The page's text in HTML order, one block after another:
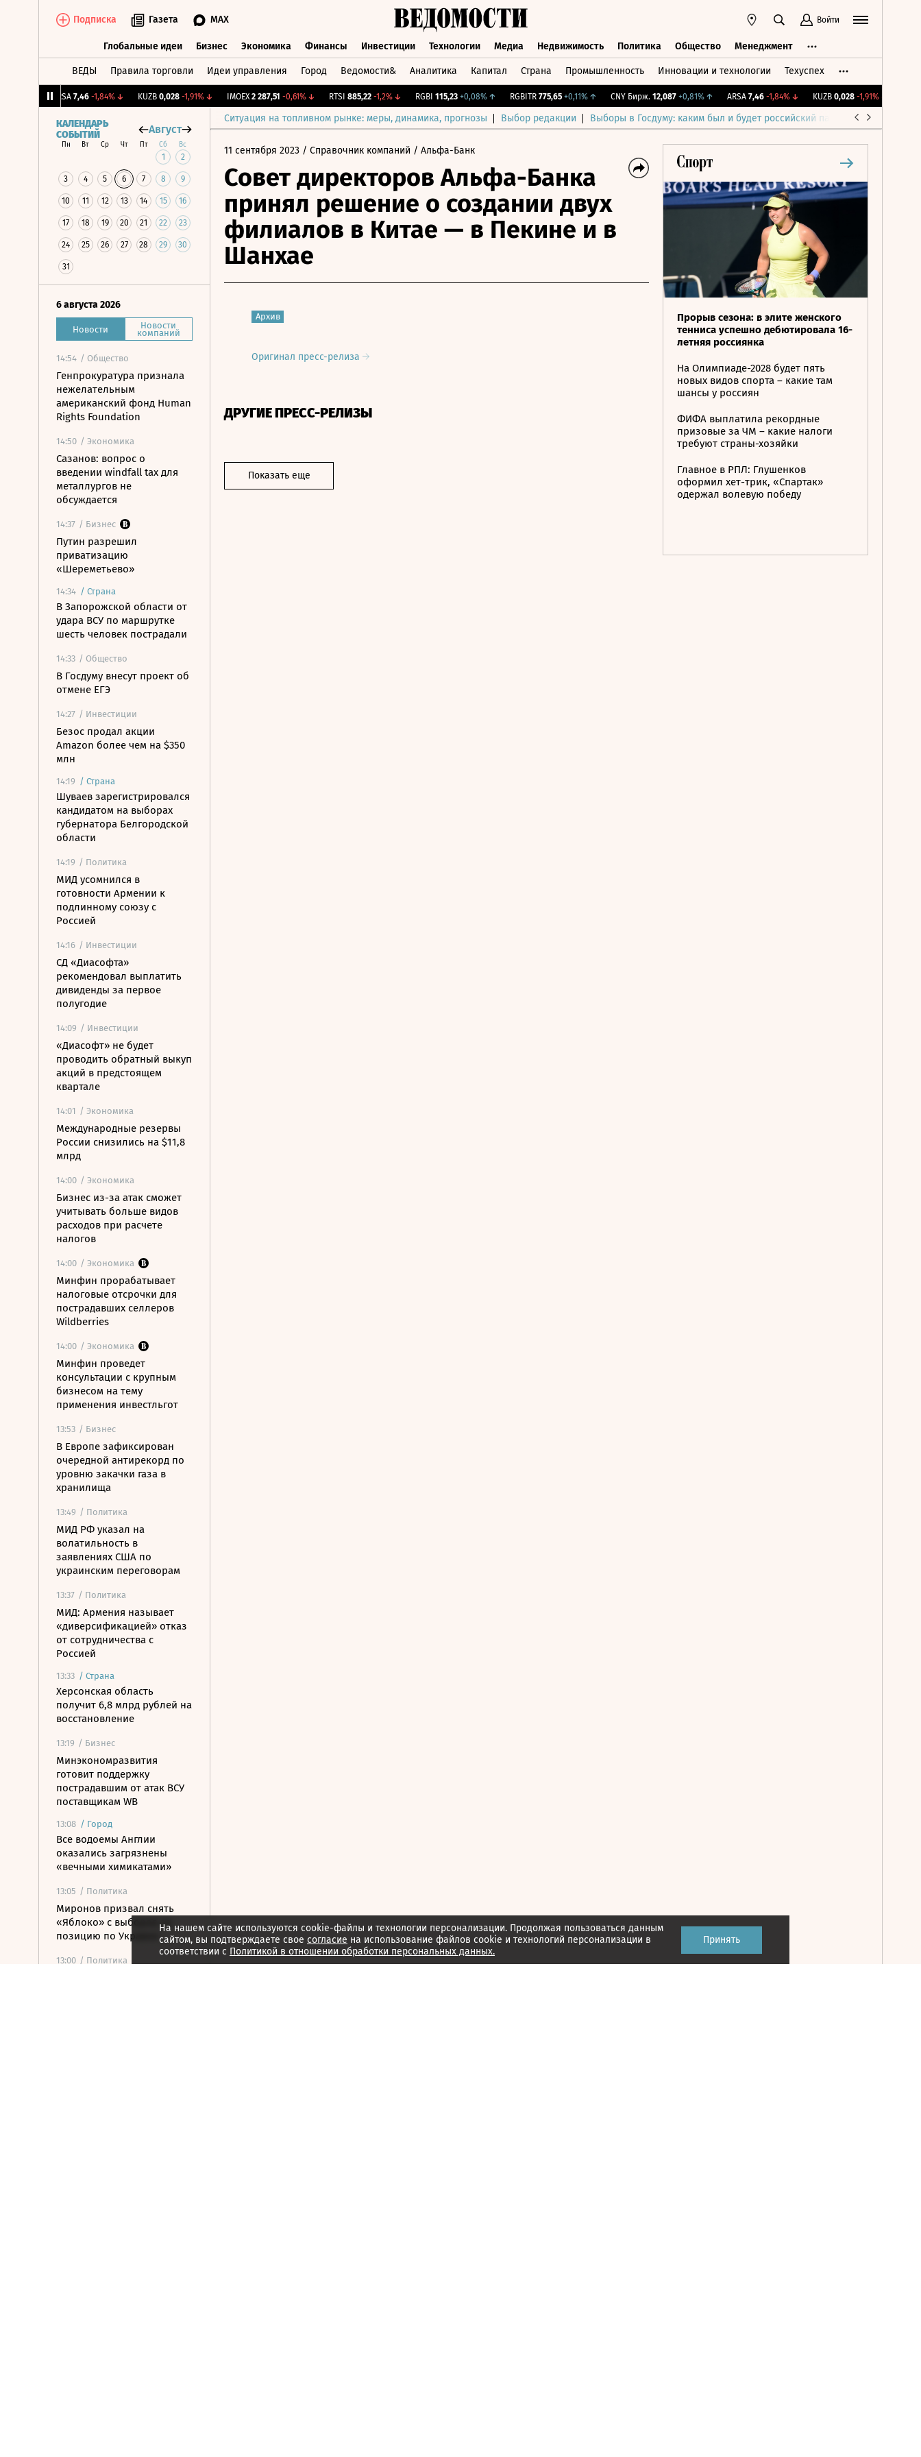
Подписка Газета MAX Войти
Глобальные идеи Бизнес Экономика Финансы Инвестиции Технологии Медиа Недвижимость Политика Общество Менеджмент
ВЕДЫ Правила торговли Идеи управления Город Ведомости& Аналитика Капитал Страна Промышленность Инновации и технологии Техуспех
7,46 -1,84%↓ KUZB 0,028 -1,91%↓ IMOEX 2 287,51 -0,61%↓ RTSI 885,22 -1,2%↓ RGBI 115,23 +0,08%↑ RGBITR 775,65 +0,11%↑ CNY Бирж. 12,087 +0,81%↑ ARSA 7,46 -1,84%↓ KUZB 0,028 -1,91%↓
Ситуация на топливном рынке: меры, динамика, прогнозы Выбор редакции Выборы в Госдуму: каким был и будет российский парламент
КАЛЕНДАРЬ
СОБЫТИЙ
Август
Пн Вт Ср Чт Пт Сб Вс
1 2
3 4 5 6 7 8 9
10 11 12 13 14 15 16
17 18 19 20 21 22 23
24 25 26 27 28 29 30
31
6 августа 2026
Новости Новости
компаний
14:54 / Общество
Генпрокуратура признала
нежелательным
американский фонд Human
Rights Foundation
14:50 / Экономика
Сазанов: вопрос о
введении windfall tax для
металлургов не
обсуждается
14:37 / Бизнес
Путин разрешил
приватизацию
«Шереметьево»
14:34 / Страна
В Запорожской области от
удара ВСУ по маршрутке
шесть человек пострадали
14:33 / Общество
В Госдуму внесут проект об
отмене ЕГЭ
14:27 / Инвестиции
Безос продал акции
Amazon более чем на $350
млн
14:19 / Страна
Шуваев зарегистрировался
кандидатом на выборах
губернатора Белгородской
области
14:19 / Политика
МИД усомнился в
готовности Армении к
подлинному союзу с
Россией
14:16 / Инвестиции
СД «Диасофта»
рекомендовал выплатить
дивиденды за первое
полугодие
14:09 / Инвестиции
«Диасофт» не будет
проводить обратный выкуп
акций в предстоящем
квартале
14:01 / Экономика
Международные резервы
России снизились на $11,8
млрд
14:00 / Экономика
Бизнес из-за атак сможет
учитывать больше видов
расходов при расчете
налогов
14:00 / Экономика
Минфин прорабатывает
налоговые отсрочки для
пострадавших селлеров
Wildberries
14:00 / Экономика
Минфин проведет
консультации с крупным
бизнесом на тему
применения инвестльгот
13:53 / Бизнес
В Европе зафиксирован
очередной антирекорд по
уровню закачки газа в
хранилища
13:49 / Политика
МИД РФ указал на
волатильность в
заявлениях США по
украинским переговорам
13:37 / Политика
МИД: Армения называет
«диверсификацией» отказ
от сотрудничества с
Россией
13:33 / Страна
Херсонская область
получит 6,8 млрд рублей на
восстановление
13:19 / Бизнес
Минэкономразвития
готовит поддержку
пострадавшим от атак ВСУ
поставщикам WB
13:08 / Город
Все водоемы Англии
оказались загрязнены
«вечными химикатами»
13:05 / Политика
Миронов призвал снять
«Яблоко» с выборов за
позицию по Украине
13:00 / Политика
11 сентября 2023 / Справочник компаний / Альфа-Банк
Совет директоров Альфа-Банка
принял решение о создании двух
филиалов в Китае — в Пекине и в
Шанхае
Архив
Оригинал пресс-релиза
ДРУГИЕ ПРЕСС-РЕЛИЗЫ
Показать еще
Прорыв сезона: в элите женского
тенниса успешно дебютировала 16-
летняя россиянка
На Олимпиаде-2028 будет пять
новых видов спорта – какие там
шансы у россиян
ФИФА выплатила рекордные
призовые за ЧМ – какие налоги
требуют страны-хозяйки
Главное в РПЛ: Глушенков
оформил хет-трик, «Спартак»
одержал волевую победу
На нашем сайте используются cookie-файлы и технологии персонализации. Продолжая пользоваться данным
сайтом, вы подтверждаете свое согласие на использование файлов cookie и технологий персонализации в
соответствии с Политикой в отношении обработки персональных данных.
Принять